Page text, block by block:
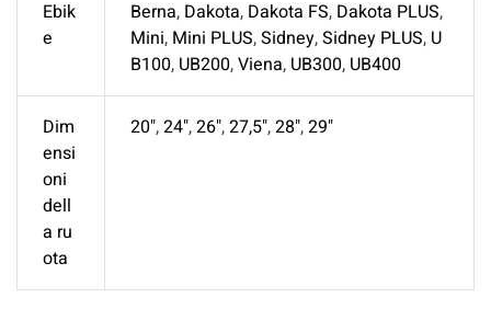
Ebik
e
Berna, Dakota, Dakota FS, Dakota PLUS,
Mini, Mini PLUS,Sidney,Sidney PLUS, U
B100, UB200,Viena, UB300, UB400
Dim
ensi
oni
dell
a ru
ota
20",24",26",27,5",28",29"